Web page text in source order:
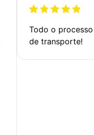
Todo o
de transporte!